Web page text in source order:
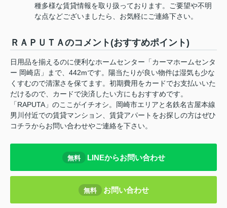
種多様な賃貸情報を取り扱っております。ご要望や不明
な点などございましたら、お気軽にご連絡下さい。
ＲＡＰＵＴＡのコメント(おすすめポイント)
日用品を揃えるのに便利なホームセンター「カーマホームセンタ
ー 岡崎店」まで、442mです。陽当たりが良い物件は湿気も少な
くすむので清潔さを保てます。初期費用をカードでお支払いいた
だけるので、カードで決済したい方にもおすすめです。
「RAPUTA」のここがイチオシ。岡崎市エリアと名鉄名古屋本線
男川付近での賃貸マンション、賃貸アパートをお探しの方はぜひ
コチラからお問い合わせやご連絡を下さい。
無料 LINEからお問い合わせ
無料 お問い合わせ